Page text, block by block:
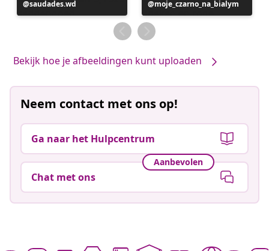
Bericht
gepubliceerd
saudades.wd
Bericht
gepubliceerd
door
moje_czarno_na_bialym
Bekijk hoe je afbeeldingen kunt uploaden
Neem contact met ons op!
Ga naar het Hulpcentrum
Aanbevolen
Chat met ons